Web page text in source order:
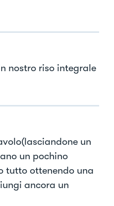
nostro riso integrale
un
un pochino
tutto ottenendo una
ancora un